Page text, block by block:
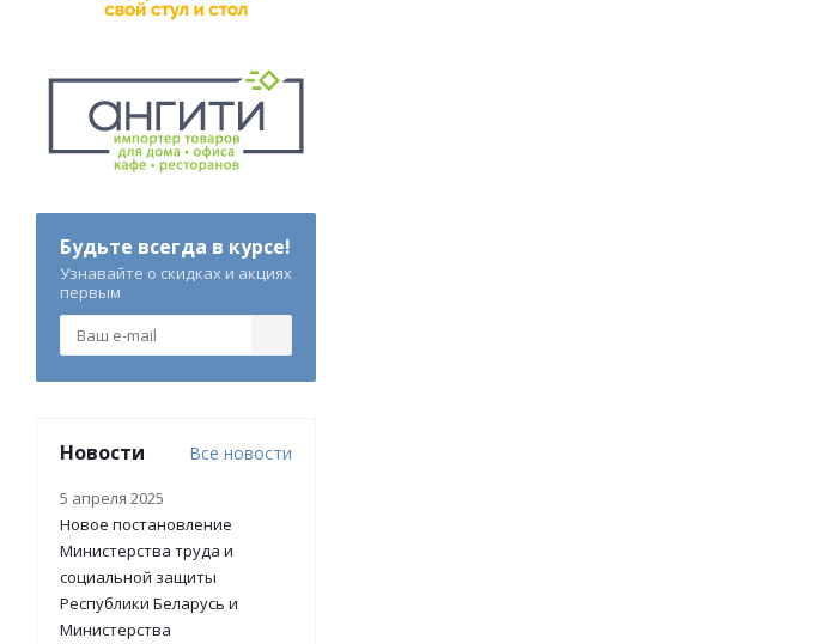
Будьте всегда в курсе!
Узнавайте о скидках и акциях
первым
Новости Все новости
5 апреля 2025
Новое постановление
Министерства труда и
социальной защиты
Республики Беларусь и
Министерства